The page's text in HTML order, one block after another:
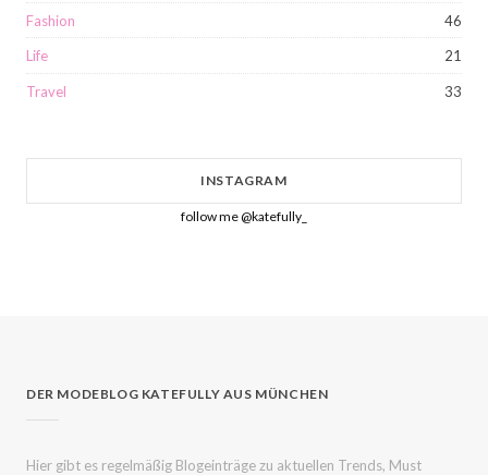
Fashion 46
Life 21
Travel 33
INSTAGRAM
follow me @katefully_
DER MODEBLOG KATEFULLY AUS MÜNCHEN
Hier gibt es regelmäßig Blogeinträge zu aktuellen Trends, Must